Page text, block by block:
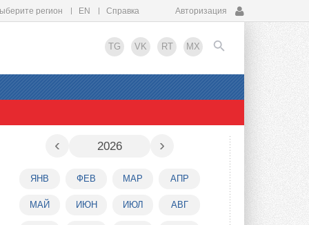
регион EN Справка Авторизация
TG VK RT MX
EN
‹ 2026 ›
ЯНВ ФЕВ МАР АПР
МАЙ ИЮН ИЮЛ АВГ